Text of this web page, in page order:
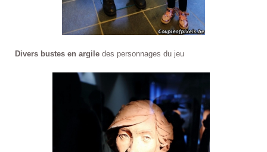
Divers bustes en argile des personnages du jeu